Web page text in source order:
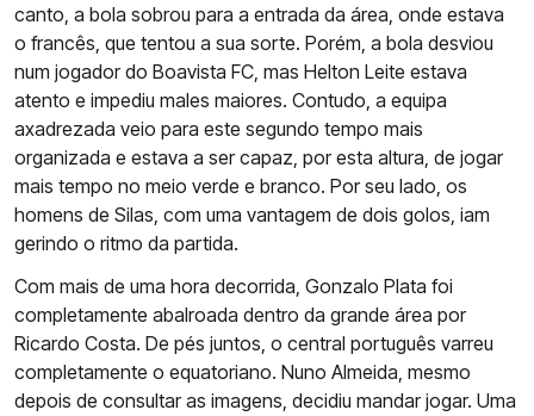
canto, a bola sobrou para a entrada da área, onde estava
o francês, que tentou a sua sorte. Porém, a bola desviou
num jogador do Boavista FC, mas Helton Leite estava
atento e impediu males maiores. Contudo, a equipa
axadrezada veio para este segundo tempo mais
organizada e estava a ser capaz, por esta altura, de jogar
mais tempo no meio verde e branco. Por seu lado, os
homens de Silas, com uma vantagem de dois golos, iam
gerindo o ritmo da partida.
Com mais de uma hora decorrida, Gonzalo Plata foi
completamente abalroada dentro da grande área por
Ricardo Costa. De pés juntos, o central português varreu
completamente o equatoriano. Nuno Almeida, mesmo
depois de consultar as imagens, decidiu mandar jogar. Uma